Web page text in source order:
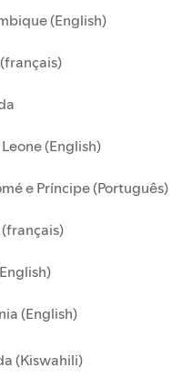
(English)
(English)
e Príncipe (Português)
(English)
(Kiswahili)